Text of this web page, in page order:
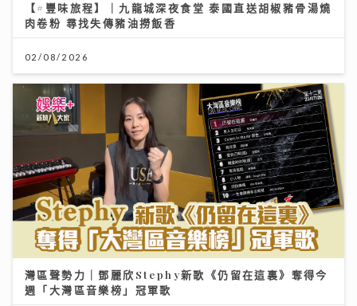
【#豐味旅程】｜九龍城深夜食堂 泰國直送胡椒豬骨湯燒
肉卷粉 尋找失傳豬油撈飯香
02/08/2026
灣區聲勢力｜鄧麗欣Stephy新歌《仍留在這裏》奪得今
週「大灣區音樂榜」冠軍歌